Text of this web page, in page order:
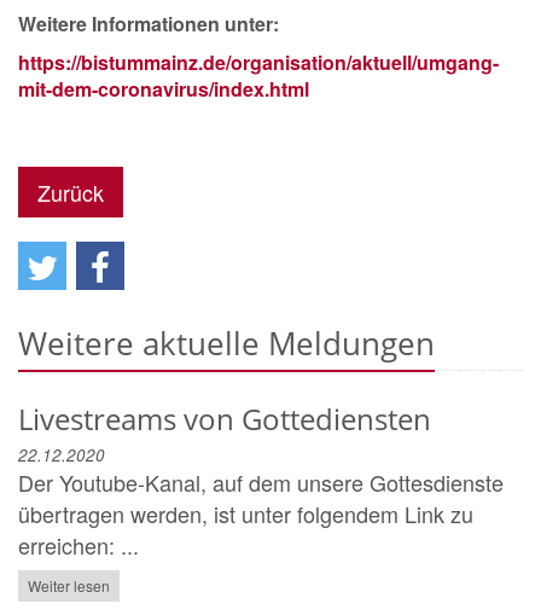
Weitere Informationen unter:
https://bistummainz.de/organisation/aktuell/umgang-
mit-dem-coronavirus/index.html
Zurück
Weitere aktuelle Meldungen
Livestreams von Gottediensten
22.12.2020
Der Youtube-Kanal, auf dem unsere Gottesdienste
übertragen werden, ist unter folgendem Link zu
erreichen: ...
Weiter lesen